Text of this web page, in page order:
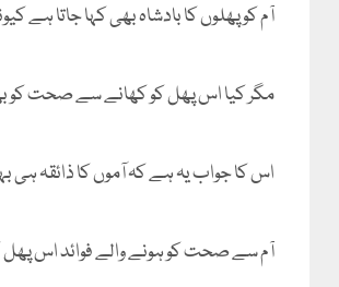
آم کو پھلوں کا بادشاہ بھی کہا جاتا ہے
مگر کیا اس پھل کو کھانے سے صحت کو
اس کا جواب یہ ہے کہ آموں کا ذائقہ ہی
آم سے صحت کو ہونے والے فوائد اس پھل